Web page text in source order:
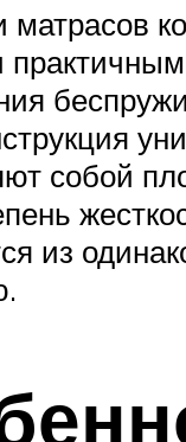
матрасов
собой
из